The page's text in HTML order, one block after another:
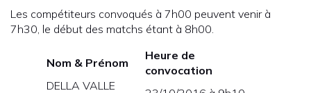
Les compétiteurs convoqués à 7h00 peuvent venir à
7h30, le début des matchs étant à 8h00.
Nom & Prénom
Heure de
convocation
DELLA VALLE